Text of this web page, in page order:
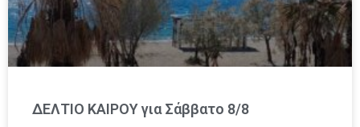
ΔΕΛΤΙΟ ΚΑΙΡΟΥ για Σάββατο 8/8